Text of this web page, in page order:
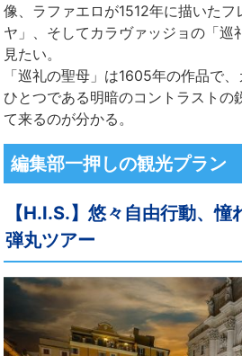
像、ラファエロが1512年に描いた
ヤ」、そしてカラヴァッジョの「巡
見たい。
「巡礼の聖母」は1605年の作品で
ひとつである明暗のコントラストの
て来るのが分かる。
編集部一押しの観光プラン
【H.I.S.】悠々自由行動、
弾丸ツアー